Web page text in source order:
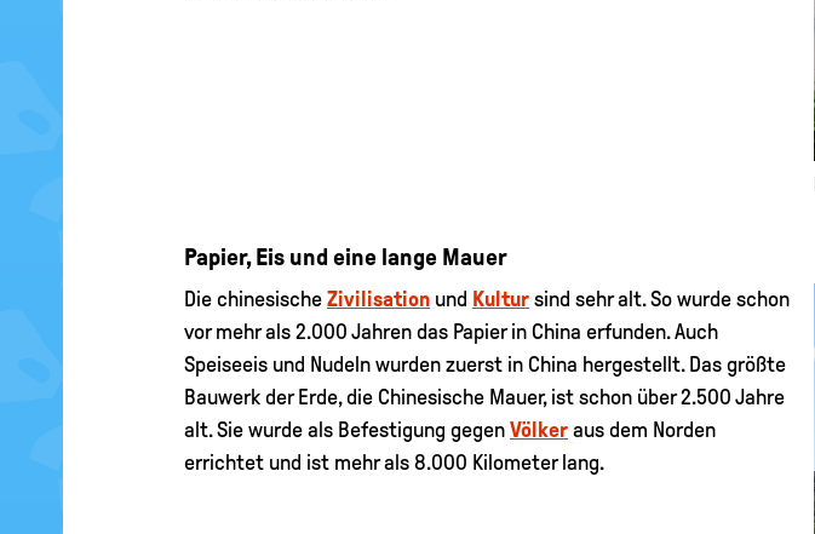
Papier, Eis und eine lange Mauer
Die chinesische Zivilisation und Kultur sind sehr alt. So wurde schon
vor mehr als 2.000 Jahren das Papier in China erfunden. Auch
Speiseeis und Nudeln wurden zuerst in China hergestellt. Das größte
Bauwerk der Erde, die Chinesische Mauer, ist schon über 2.500 Jahre
alt. Sie wurde als Befestigung gegen Völker aus dem Norden
errichtet und ist mehr als 8.000 Kilometer lang.